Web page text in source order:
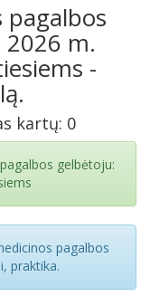
m.
-
kartų: 0
gelbėtoju:
pagalbos
praktika.